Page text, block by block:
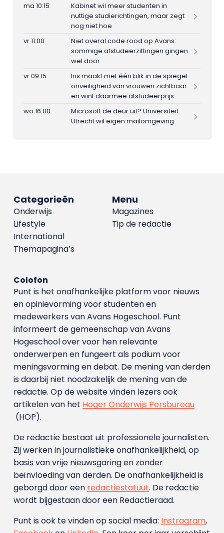
ma 10:15
Kabinet wil meer studenten in
nuttige studierichtingen, maar zegt
nog niet hoe
vr 11:00
Niet overal code rood op Avans:
sommige afstudeerzittingen gingen
wel door
vr 09:15
Iris maakt met één blik in de spiegel
onveiligheid van vrouwen zichtbaar
en wint daarmee afstudeerprijs
wo 16:00
Microsoft de deur uit? Universiteit
Utrecht wil eigen mailomgeving
Menu
Magazines
Tip de redactie
Categorieën
Onderwijs
Lifestyle
International
Themapagina’s
Colofon
Punt is het onafhankelijke platform voor nieuws
en opinievorming voor studenten en
medewerkers van Avans Hoge­school. Punt
informeert de gemeenschap van Avans
Hogeschool over voor hen relevante
onderwerpen en fungeert als podium voor
meningsvorming en debat. De mening van derden
is daarbij niet noodzakelijk de mening van de
redactie. Op de website vinden lezers ook
artikelen van het Hoger Onderwijs Persbureau
(HOP).
De redactie bestaat uit professionele journalisten.
Zij werken in journalistieke onafhankelijkheid, op
basis van vrije nieuwsgaring en zonder
beïnvloeding van derden. De onafhankelijkheid is
geborgd door een redactiestatuut. De redactie
wordt bijgestaan door een Redactieraad.
Punt is ook te vinden op social media: Instragram,